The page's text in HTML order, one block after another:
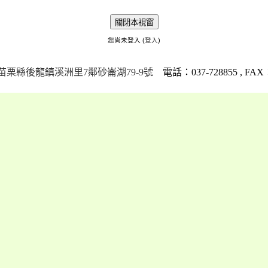
您尚未登入 (登入)
栗縣後龍鎮溪洲里7鄰砂崙湖79-9號電話：037-728855 , FAX